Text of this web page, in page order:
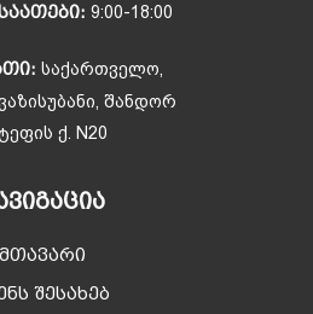
9:00-18:00
საქართველო,
შანდორ
ქ. N20
მთავარი
შესახებ